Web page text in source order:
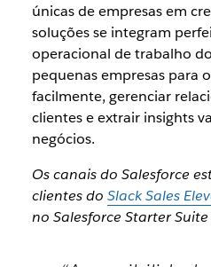
únicas de empresas em
soluções se integram
operacional de trabalho
pequenas empresas para
facilmente, gerenciar
clientes e extrair insights
negócios.
Os canais do Salesforce
clientes do Slack Sales
no Salesforce Starter